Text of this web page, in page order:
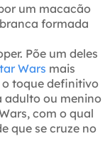
um macacão
formada
Põe um deles
Wars mais
o toque definitivo
adulto ou menino
com o qual
que se cruze no